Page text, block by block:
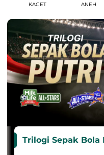
KAGET ANEH
Trilogi Sepak Bola